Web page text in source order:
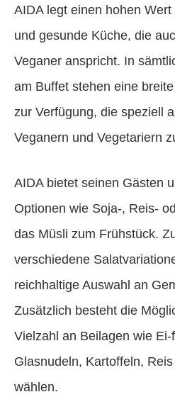
AIDA legt einen hohen
und gesunde Küche, die
Veganer anspricht. In
am Buffet stehen eine
zur Verfügung, die speziell
Veganern und Vegetariern
AIDA bietet seinen Gästen
Optionen wie Soja-, Reis-
das Müsli zum Frühstück.
verschiedene
reichhaltige Auswahl an
Zusätzlich besteht die
Vielzahl an Beilagen wie
Glasnudeln, Kartoffeln,
wählen.